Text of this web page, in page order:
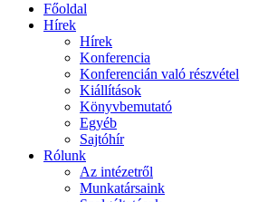
Főoldal
Hírek
Hírek
Konferencia
Konferencián való részvétel
Kiállítások
Könyvbemutató
Egyéb
Sajtóhír
Rólunk
Az intézetről
Munkatársaink